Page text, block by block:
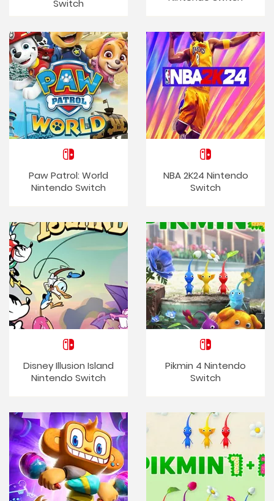
Switch
Paw Patrol: World
Nintendo Switch
NBA 2K24 Nintendo
Switch
Disney Illusion Island
Nintendo Switch
Pikmin 4 Nintendo
Switch